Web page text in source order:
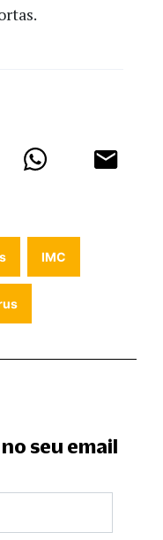
IMC
seu email